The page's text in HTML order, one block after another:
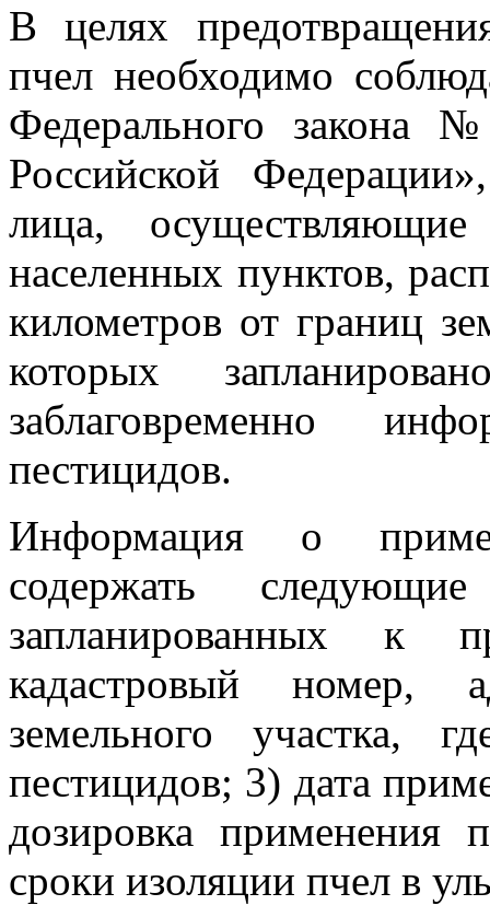
В целях
пчел необходимо
Федерального закона
Российской
лица,
населенных пунктов,
километров от границ
которых
заблаговременно
пестицидов.
Информация о
содержать
запланированных к
кадастровый номер,
земельного участка,
пестицидов; 3) дата
дозировка применения
сроки изоляции пчел в